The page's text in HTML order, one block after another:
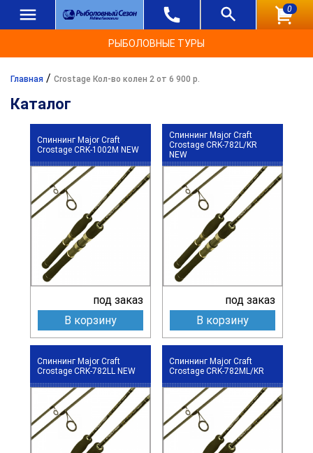
0
РЫБОЛОВНЫЕ ТУРЫ
Главная / Crostage Кол-во колен 2 от 6 900 р.
Каталог
Спиннинг Major Craft
Crostage CRK-1002M NEW
под заказ
В корзину
Спиннинг Major Craft
Crostage CRK-782L/KR
NEW
под заказ
В корзину
Спиннинг Major Craft
Crostage CRK-782LL NEW
Спиннинг Major Craft
Crostage CRK-782ML/KR